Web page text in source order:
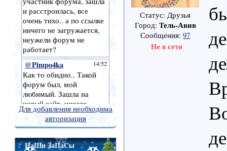
Для добавления необходима
авторизация
НаШи ЗаПаСы
Статус: Друзья
Город: Тель-Авив
Сообщения:97
Не в сети